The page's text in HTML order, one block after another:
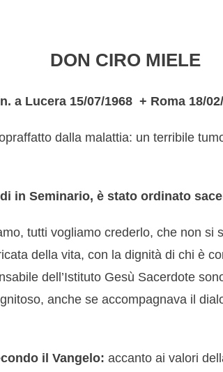
DON CIRO MIELE
a Lucera 15/07/1968 + Roma 18/
dalla malattia: un terribile
in Seminario, è stato ordinato
tutti vogliamo crederlo, che non si
della vita, con la dignità di chi è
dell’Istituto Gesù Sacerdote
anche se accompagnava il
il Vangelo: accanto ai valori